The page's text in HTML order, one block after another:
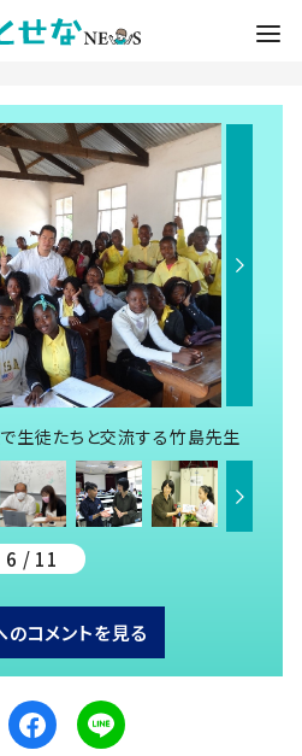
生徒たちと交流する竹島先生
6 / 11
コメントを見る